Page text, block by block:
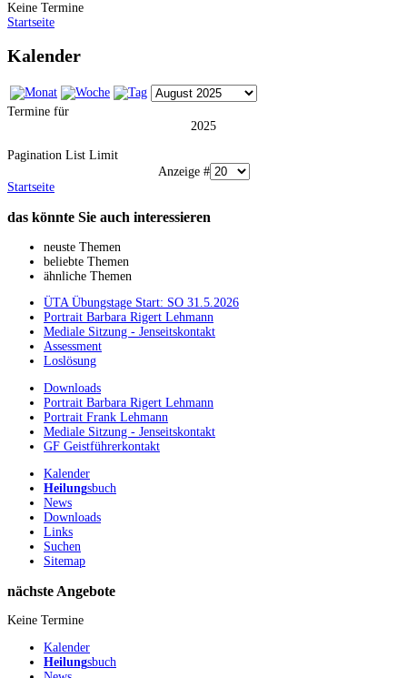
Keine Termine
Startseite
Kalender
Termine für
2025
Pagination List Limit
Anzeige #
Startseite
das könnte Sie auch interessieren
neuste Themen
beliebte Themen
ähnliche Themen
ÜTA Übungstage Start: SO 31.5.2026
Portrait Barbara Rigert Lehmann
Mediale Sitzung - Jenseitskontakt
Assessment
Loslösung
Downloads
Portrait Barbara Rigert Lehmann
Portrait Frank Lehmann
Mediale Sitzung - Jenseitskontakt
GF Geistführerkontakt
Kalender
Heilungsbuch
News
Downloads
Links
Suchen
Sitemap
nächste Angebote
Keine Termine
Kalender
Heilungsbuch